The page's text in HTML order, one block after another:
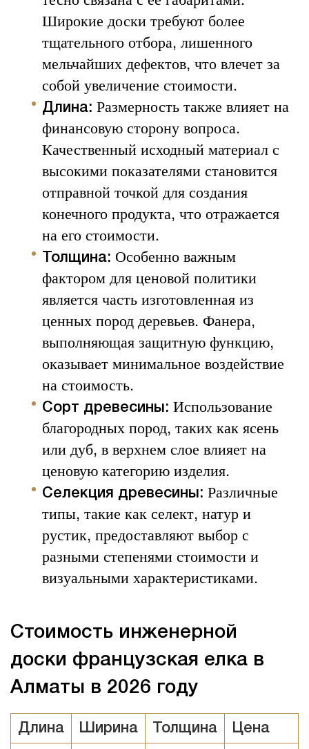
Широкие доски требуют более
тщательного отбора, лишенного
мельчайших дефектов, что влечет за
собой увеличение стоимости.
Длина: Размерность также влияет на
финансовую сторону вопроса.
Качественный исходный материал с
высокими показателями становится
отправной точкой для создания
конечного продукта, что отражается
на его стоимости.
Толщина: Особенно важным
фактором для ценовой политики
является часть изготовленная из
ценных пород деревьев. Фанера,
выполняющая защитную функцию,
оказывает минимальное воздействие
на стоимость.
Сорт древесины: Использование
благородных пород, таких как ясень
или дуб, в верхнем слое влияет на
ценовую категорию изделия.
Селекция древесины: Различные
типы, такие как селект, натур и
рустик, предоставляют выбор с
разными степенями стоимости и
визуальными характеристиками.
Стоимость инженерной
доски французская елка в
Алматы в 2026 году
Длина Ширина Толщина Цена